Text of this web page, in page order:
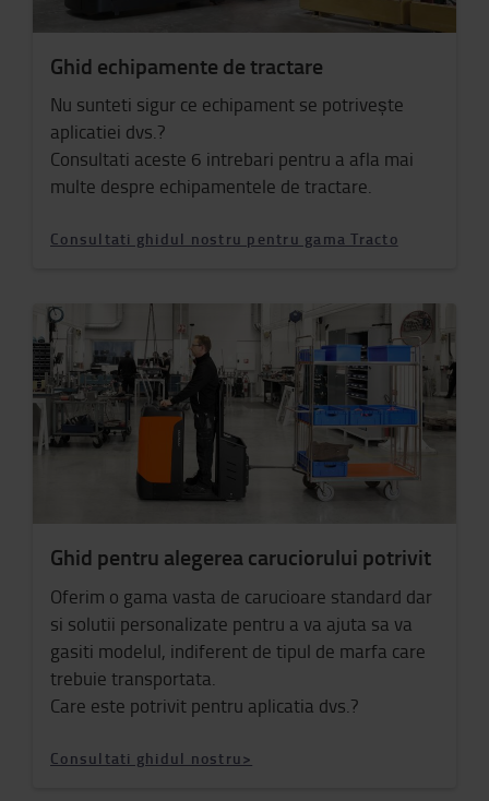
Ghid echipamente de tractare
Nu sunteti sigur ce echipament se potrivește
aplicatiei dvs.?
Consultati aceste 6 intrebari pentru a afla mai
multe despre echipamentele de tractare.
Consultati ghidul nostru pentru gama Tracto
Ghid pentru alegerea caruciorului potrivit
Oferim o gama vasta de carucioare standard dar
si solutii personalizate pentru a va ajuta sa va
gasiti modelul, indiferent de tipul de marfa care
trebuie transportata.
Care este potrivit pentru aplicatia dvs.?
Consultati ghidul nostru>